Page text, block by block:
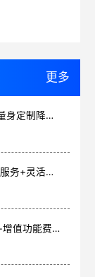
更多
400电话套餐怎么选才能省钱？免费办理+量身定制降低通信成本
办理申请400号码怎么提升企业形象？统一服务+灵活号段+高效通信
400电话收费怎么算？预存话费+赠送话费+增值功能费透明实惠